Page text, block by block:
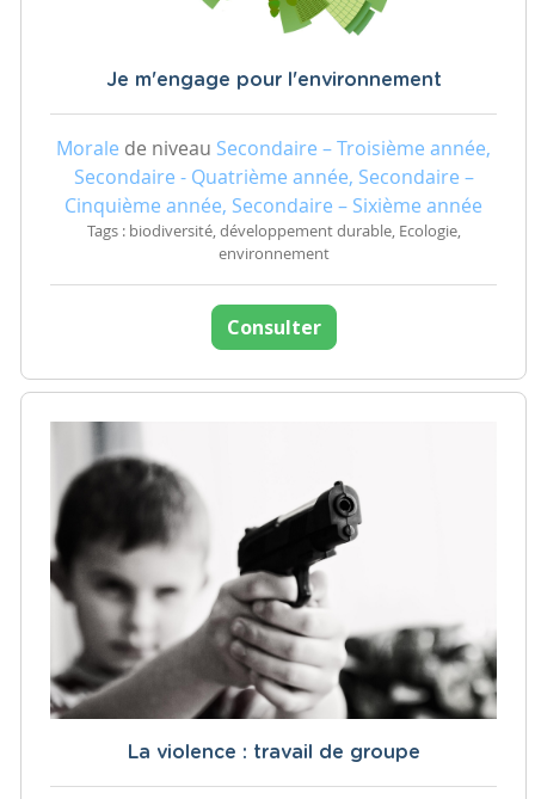
Je m'engage pour l'environnement
Morale de niveau Secondaire – Troisième année,
Secondaire - Quatrième année, Secondaire –
Cinquième année, Secondaire – Sixième année
Tags : biodiversité, développement durable, Ecologie,
environnement
Consulter
La violence : travail de groupe